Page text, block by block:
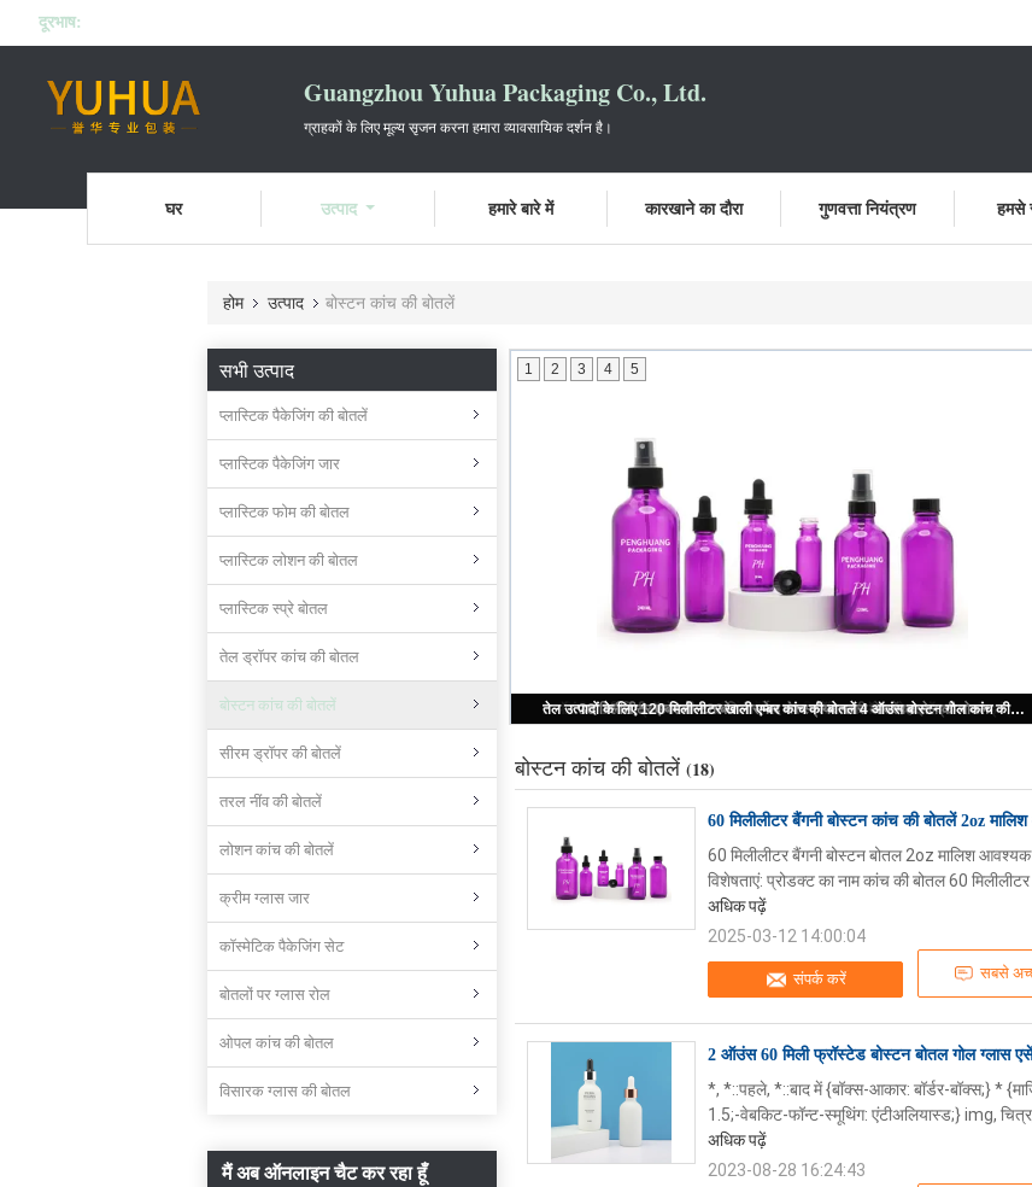
दूरभाष:
Guangzhou Yuhua Packaging Co., Ltd.
ग्राहकों के लिए मूल्य सृजन करना हमारा व्यावसायिक दर्शन है।
घर उत्पाद हमारे बारे में कारखाने का दौरा गुणवत्ता नियंत्रण हमसे
होम उत्पाद बोस्टन कांच की बोतलें
सभी उत्पाद
प्लास्टिक पैकेजिंग की बोतलें
प्लास्टिक पैकेजिंग जार
प्लास्टिक फोम की बोतल
प्लास्टिक लोशन की बोतल
प्लास्टिक स्प्रे बोतल
तेल ड्रॉपर कांच की बोतल
बोस्टन कांच की बोतलें
सीरम ड्रॉपर की बोतलें
तरल नींव की बोतलें
लोशन कांच की बोतलें
क्रीम ग्लास जार
कॉस्मेटिक पैकेजिंग सेट
बोतलों पर ग्लास रोल
ओपल कांच की बोतल
विसारक ग्लास की बोतल
मैं अब ऑनलाइन चैट कर रहा हूँ
60 मिलीलीटर बैंगनी बोस्टन कांच की बोतलें 2oz मालिश आवश्यक तेल त्वचा देखभाल सीरम ड्रॉपर बोतल
1 2 3 4 5
बोस्टन कांच की बोतलें (18)
60 मिलीलीटर बैंगनी बोस्टन कांच की बोतलें 2oz
संपर्क करें सबसे
60 मिलीलीटर बैंगनी बोस्टन बोतल 2oz मालिश
विशेषताएं: प्रोडक्ट का नाम कांच की बोतल 60
अधिक पढ़ें
2025-03-12 14:00:04
2 ऑउंस 60 मिली फ्रॉस्टेड बोस्टन बोतल गोल ग्लास
*, *::पहले, *::बाद में {बॉक्स-आकार: बॉर्डर-बॉक्स;} *
1.5;-वेबकिट-फॉन्ट-स्मूथिंग: एंटीअलियास्ड;} img,
अधिक पढ़ें
2023-08-28 16:24:43